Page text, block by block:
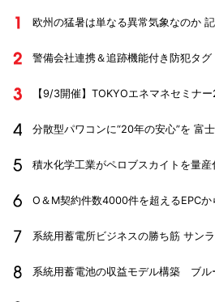
欧州の猛暑は単なる異常気象なのか
警備会社連携＆追跡機能付き防犯タ
【9/3開催】TOKYOエネマネセミナ
分散型パワコンに“20年の安心”を 富
積水化学工業がペロブスカイトを量
O＆M契約件数4000件を超えるEPCか
系統用蓄電所ビジネスの勝ち筋 サン
系統用蓄電池の収益モデル構築 ブル